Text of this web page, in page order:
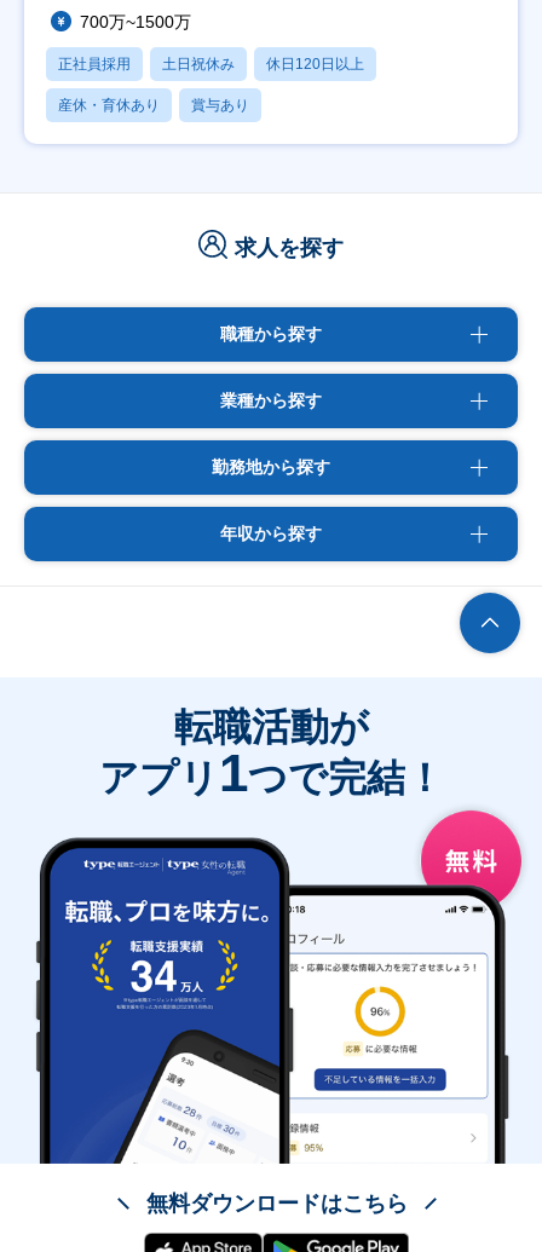
700万~1500万
正社員採用 土日祝休み 休日120日以上
産休・育休あり 賞与あり
求人を探す
職種から探す
業種から探す
勤務地から探す
年収から探す
転職活動が
アプリ 1つで完結！
無料ダウンロードはこちら